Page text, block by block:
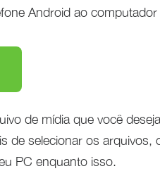
Android ao
de mídia que você
de selecionar os arquivos,
PC enquanto isso.